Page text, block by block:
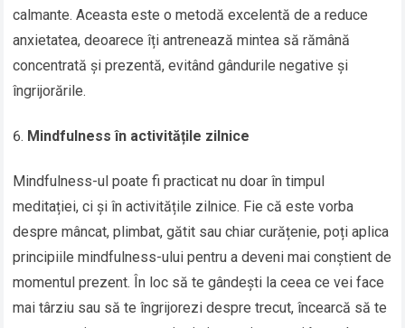
calmante. Aceasta este o metodă excelentă de a reduce
anxietatea, deoarece îți antrenează mintea să rămână
concentrată și prezentă, evitând gândurile negative și
îngrijorările.
Mindfulness în activitățile zilnice
Mindfulness-ul poate fi practicat nu doar în timpul
meditației, ci și în activitățile zilnice. Fie că este vorba
despre mâncat, plimbat, gătit sau chiar curățenie, poți aplica
principiile mindfulness-ului pentru a deveni mai conștient de
momentul prezent. În loc să te gândești la ceea ce vei face
mai târziu sau să te îngrijorezi despre trecut, încearcă să te